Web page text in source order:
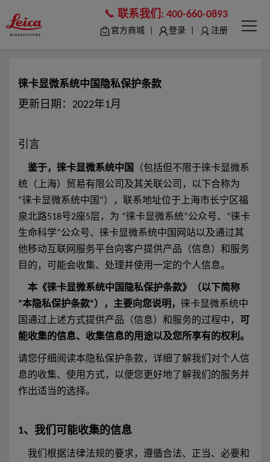
联系我们: 400-660-0893
官方商城 登录 注册
徕卡显微系统中国隐私保护条款
更新日期：2022年1月
引言
鉴于，徕卡显微系统中国
（包括但不限于徕卡显微系
统（上海）贸易有限公司及其关联公司，以下合称为
“徕卡显微系统中国”），联系地址位于上海市长宁区福
泉北路518号2座5层，为 “徕卡显微系统”公众号、“徕卡
生命科学”公众号、徕卡显微系统中国网站以及通过其
他移动互联网服务平台向客户提供产品（信息）和服务
目的，可能会收集、处理并使用一定的个人信息。
本《徕卡显微系统中国隐私保护条款》（以下简称
“本隐私保护条款”），主要向您说明， 徕卡显微系统中
国通过上述方式提供产品（信息）和服务的过程中，
可
能收集的信息、收集信息的用途以及您所享有的权利。
请您仔细阅读本隐私保护条款，详细了解我们对个人信
息的收集、使用方式，以便您更好地了解我们的服务并
作出适当的选择。
1、我们可能收集的信息
我们根据法律法规的要求，遵循合法、正当、必要和